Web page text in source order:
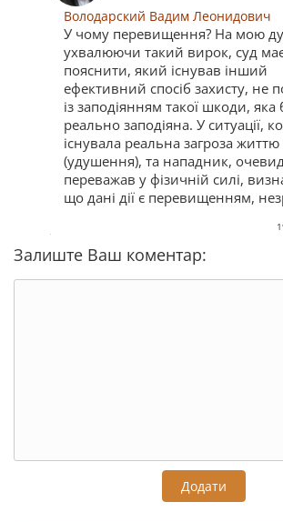
Володарский Вадим Леонидович
У чому перевищення? На мою
ухвалюючи такий вирок, суд
пояснити, який існував інший
ефективний спосіб захисту, не
із заподіянням такої шкоди, яка
реально заподіяна. У ситуації,
існувала реальна загроза життю
(удушення), та нападник,
переважав у фізичній силі,
що дані дії є перевищенням,
Залиште Ваш коментар:
Додати